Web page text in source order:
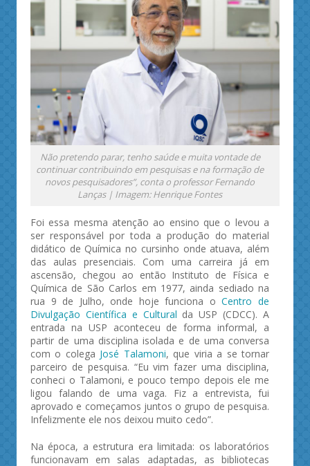
Não pretendo parar, tenho saúde e muita vontade de
continuar contribuindo em pesquisas e na formação de
novos pesquisadores”, conta o professor Fernando
Lanças | Imagem: Henrique Fontes
Foi essa mesma atenção ao ensino que o levou a
ser responsável por toda a produção do material
didático de Química no cursinho onde atuava, além
das aulas presenciais. Com uma carreira já em
ascensão, chegou ao então Instituto de Física e
Química de São Carlos em 1977, ainda sediado na
rua 9 de Julho, onde hoje funciona oCentro de
Divulgação Científica e Cultural da USP (CDCC). A
entrada na USP aconteceu de forma informal, a
partir de uma disciplina isolada e de uma conversa
com o colega José Talamoni, que viria a se tornar
parceiro de pesquisa. “Eu vim fazer uma disciplina,
conheci o Talamoni, e pouco tempo depois ele me
ligou falando de uma vaga. Fiz a entrevista, fui
aprovado e começamos juntos o grupo de pesquisa.
Infelizmente ele nos deixou muito cedo”.
Na época, a estrutura era limitada: os laboratórios
funcionavam em salas adaptadas, as bibliotecas